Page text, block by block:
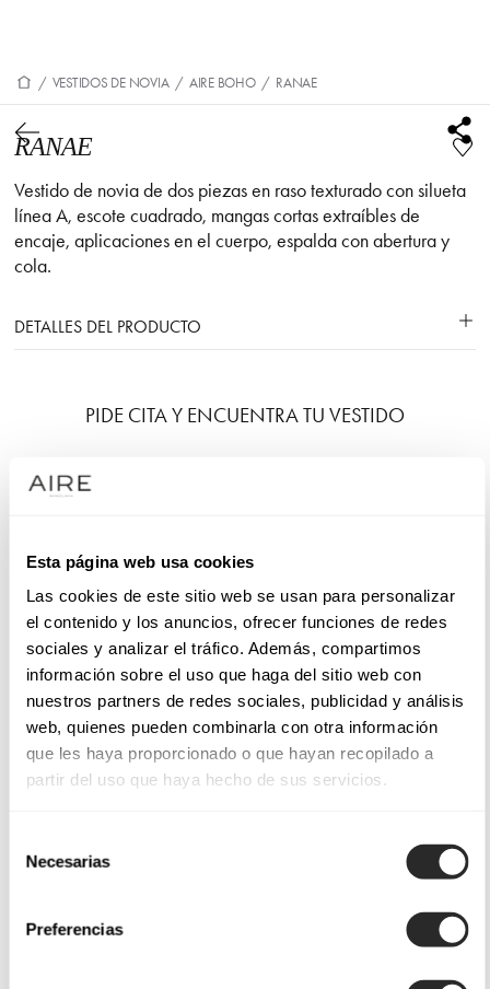
Esta página web usa cookies
Las cookies de este sitio web se usan para personalizar
el contenido y los anuncios, ofrecer funciones de redes
sociales y analizar el tráfico. Además, compartimos
información sobre el uso que haga del sitio web con
nuestros partners de redes sociales, publicidad y análisis
web, quienes pueden combinarla con otra información
que les haya proporcionado o que hayan recopilado a
partir del uso que haya hecho de sus servicios.
Necesarias
Preferencias
/ VESTIDOS DE NOVIA / AIRE BOHO / RANAE
RANAE
Vestido de novia de dos piezas en raso texturado con silueta
línea A, escote cuadrado, mangas cortas extraíbles de
encaje, aplicaciones en el cuerpo, espalda con abertura y
cola.
DETALLES DEL PRODUCTO
PIDE CITA Y ENCUENTRA TU VESTIDO